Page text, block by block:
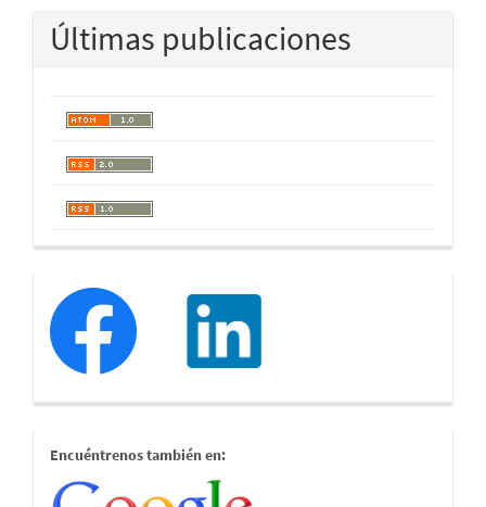
Últimas publicaciones
redessociales
estamostambien
Encuéntrenos también en: